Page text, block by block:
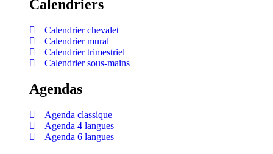
Calendriers
Calendrier chevalet
Calendrier mural
Calendrier trimestriel
Calendrier sous-mains
Agendas
Agenda classique
Agenda 4 langues
Agenda 6 langues